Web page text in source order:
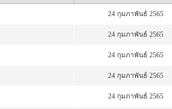
24 กุมภาพันธ์ 2565
24 กุมภาพันธ์ 2565
24 กุมภาพันธ์ 2565
24 กุมภาพันธ์ 2565
24 กุมภาพันธ์ 2565